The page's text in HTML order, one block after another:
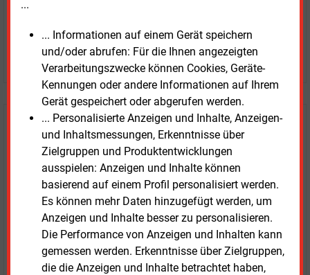
...
... Informationen auf einem Gerät speichern
und/oder abrufen: Für die Ihnen angezeigten
Verarbeitungszwecke können Cookies, Geräte-
Kennungen oder andere Informationen auf Ihrem
Gerät gespeichert oder abgerufen werden.
... Personalisierte Anzeigen und Inhalte, Anzeigen-
und Inhaltsmessungen, Erkenntnisse über
Zielgruppen und Produktentwicklungen
ausspielen: Anzeigen und Inhalte können
basierend auf einem Profil personalisiert werden.
Es können mehr Daten hinzugefügt werden, um
Anzeigen und Inhalte besser zu personalisieren.
Die Performance von Anzeigen und Inhalten kann
gemessen werden. Erkenntnisse über Zielgruppen,
die die Anzeigen und Inhalte betrachtet haben,
JETZT ARTIKEL KAUFEN
Testen SieE&M
kostenlos und
unverbindlich
Zwei Wochen kostenfreier Zugang
Zugang auf stündlich aktualisierte Nachrichten mit
Prognose- und Marktdaten
+ einmal täglich E&M daily
+ zwei Ausgaben der Zeitung E&M
ohne automatische Verlängerung